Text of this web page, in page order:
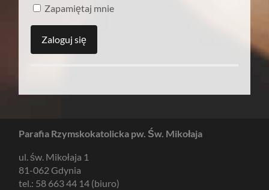
Zapamiętaj mnie
Parafia Rzymskokatolicka pw. Św. Mikołaja
ul. św. Mikołaja 1
81-062 Gdynia
tel.: 58 663 44 14 (biuro)